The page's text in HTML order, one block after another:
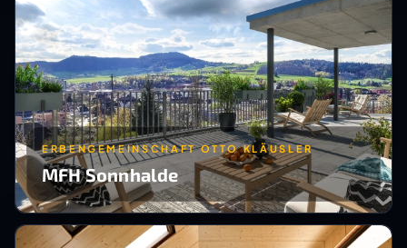
ERBENGEMEINSCHAFT OTTO KLÄUSLER
MFH Sonnhalde